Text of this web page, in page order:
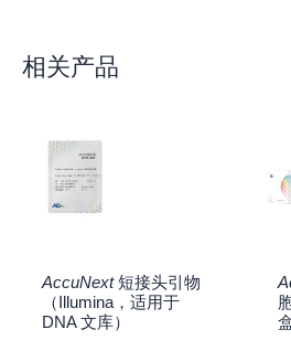
相关产品
AccuNext短接头引物
（Illumina，适用于
DNA 文库）